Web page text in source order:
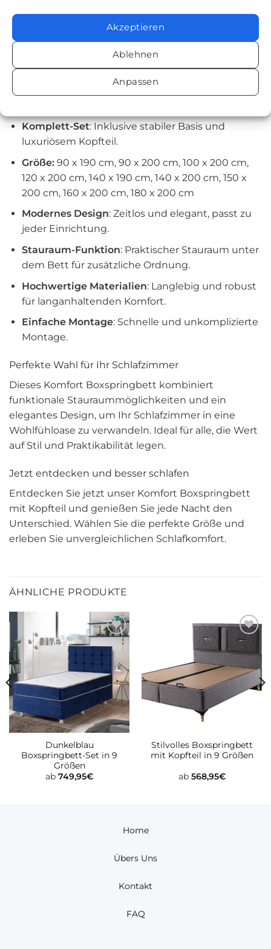
Akzeptieren
Ablehnen
Anpassen
120 x 200 Sockel: 115 x 195 x 23 cm
140 x 200 Sockel: 2 x 65 x 195 x 23 cm
150 x 200 Sockel: 2 x 70 x 195 x 23 cm
160 x 200 Sockel: 2 x 75 x 195 x 23 cm
180 x 200 Sockel: 2 x 87 x 195 x 23 cm
Komplett-Set: Inklusive stabiler Basis und
luxuriösem Kopfteil.
Größe:90 x 190 cm, 90 x 200 cm, 100 x 200 cm,
120 x 200 cm, 140 x 190 cm, 140 x 200 cm, 150 x
200 cm, 160 x 200 cm, 180 x 200 cm
Modernes Design: Zeitlos und elegant, passt zu
jeder Einrichtung.
Stauraum-Funktion: Praktischer Stauraum unter
dem Bett für zusätzliche Ordnung.
Hochwertige Materialien: Langlebig und robust
für langanhaltenden Komfort.
Einfache Montage: Schnelle und unkomplizierte
Montage.
Perfekte Wahl für Ihr Schlafzimmer
Dieses Komfort Boxspringbett kombiniert
funktionale Stauraummöglichkeiten und ein
elegantes Design, um Ihr Schlafzimmer in eine
Wohlfühloase zu verwandeln. Ideal für alle, die Wert
auf Stil und Praktikabilität legen.
Jetzt entdecken und besser schlafen
Entdecken Sie jetzt unser Komfort Boxspringbett
mit Kopfteil und genießen Sie jede Nacht den
Unterschied. Wählen Sie die perfekte Größe und
erleben Sie unvergleichlichen Schlafkomfort.
ÄHNLICHE PRODUKTE
wunschliste
Dunkelblau
Boxspringbett-Set in 9
Größen
ab 749,95€
Zur
wunschliste
Stilvolles Boxspringbett
mit Kopfteil in 9 Größen
ab 568,95€
Home
Übers Uns
Kontakt
FAQ